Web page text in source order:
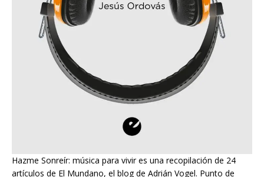
Hazme Sonreír: música para vivir es una recopilación de 24
artículos de El Mundano, el blog de Adrián Vogel. Punto de